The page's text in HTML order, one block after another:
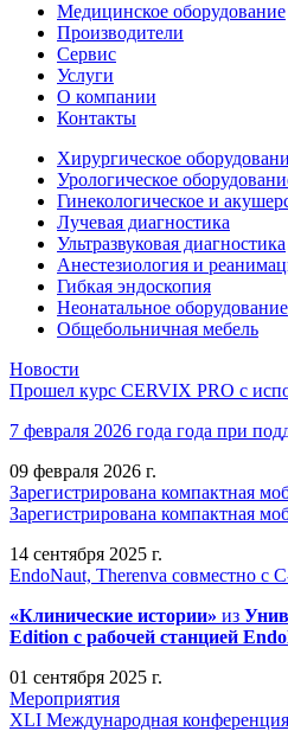
Медицинское оборудование
Производители
Сервис
Услуги
О компании
Контакты
Хирургическое
Урологическое
Гинекологическое и
Лучевая диагностика
Ультразвуковая диагностика
Анестезиология и
Гибкая эндоскопия
Неонатальное оборудование
Общебольничная мебель
Новости
Прошел курс CERVIX PRO с
7 февраля 2026 года года при
09 февраля 2026 г.
Зарегистрирована компактная
Зарегистрирована компактная
14 сентября 2025 г.
EndoNaut, Therenva совместно с
«Клинические истории» из
Edition с рабочей станцией
01 сентября 2025 г.
Мероприятия
XLI Международная